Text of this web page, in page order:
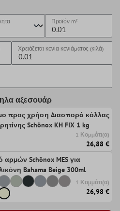
Προϊόνm²
Χρειάζεται κονία κονιάματος (κιλά)
αξεσουάρ
προς χρήση Διασπορά κόλλας
Schönox KH FIX 1 kg
1 Κομμάτι(α)
26,88 €
αρμών Schönox MES για
Bahama Beige 300ml
1 Κομμάτι(α)
26,98 €